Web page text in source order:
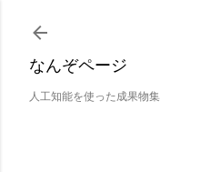
スキップしてメイ
なんぞページ
人工知能を使った成果物集